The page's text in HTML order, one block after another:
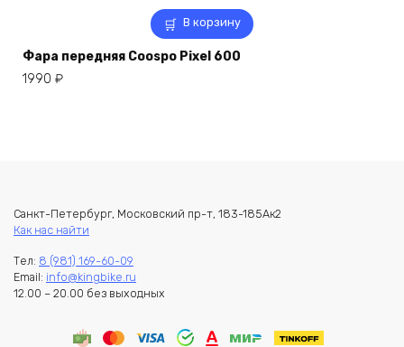
В корзину
Фара передняя Coospo Pixel 600
1990 ₽
Санкт-Петербург, Московский пр-т, 183-185Ак2
Как нас найти
Тел: 8 (981) 169-60-09
Email: info@kingbike.ru
12.00 – 20.00 без выходных